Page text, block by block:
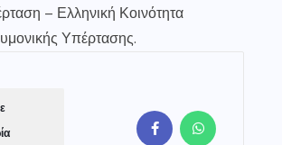
– Ελληνική Κοινότητα
Υπέρτασης.